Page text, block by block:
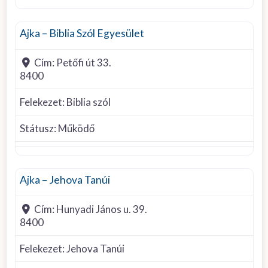
Ajka – Biblia Szól Egyesület
Cím: Petőfi út 33.
8400
Felekezet: Biblia szól
Státusz: Működő
Ajka – Jehova Tanúi
Cím: Hunyadi János u. 39.
8400
Felekezet:Jehova Tanúi